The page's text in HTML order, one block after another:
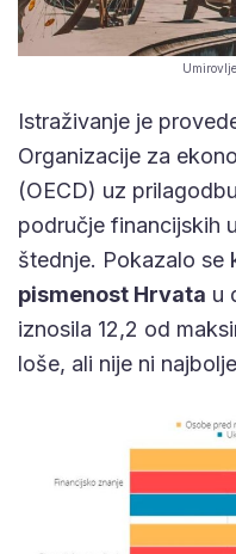
Istraživanje je
Organizacije za
(OECD) uz
područje financijskih
štednje. Pokazalo se
pismenost Hrvata u
iznosila 12,2 od
loše, ali nije ni